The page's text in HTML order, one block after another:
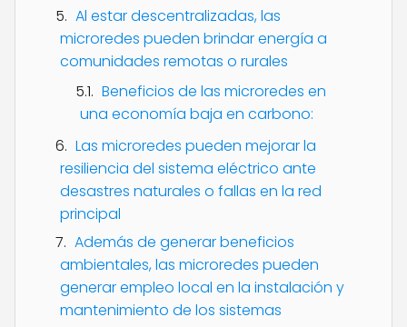
Al estar descentralizadas, las
microredes pueden brindar energía a
comunidades remotas o rurales
Beneficios de las microredes en
una economía baja en carbono:
Las microredes pueden mejorar la
resiliencia del sistema eléctrico ante
desastres naturales o fallas en la red
principal
Además de generar beneficios
ambientales, las microredes pueden
generar empleo local en la instalación y
mantenimiento de los sistemas